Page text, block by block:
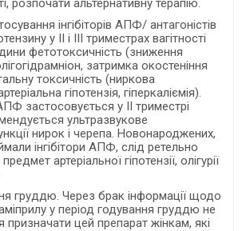
розпочати альтернативну терапію.
інгібіторів АПФ/ антагоністів
у II і III триместрах вагітності
фетотоксичність (зниження
затримка окостеніння
токсичність (ниркова
гіпотензія, гіперкаліємія).
застосовується у ІІ триместрі
ультразвукове
нирок і черепа. Новонароджених,
інгібітори АПФ, слід ретельно
артеріальної гіпотензії, олігурії
груддю. Через брак інформації щодо
у період годування груддю не
цей препарат жінкам, які